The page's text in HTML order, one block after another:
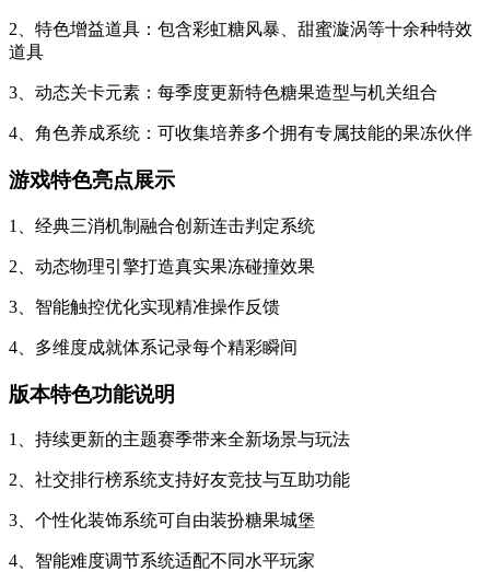
2、特色增益道具：包含彩虹糖风暴、甜蜜漩涡等十余种特效
道具
3、动态关卡元素：每季度更新特色糖果造型与机关组合
4、角色养成系统：可收集培养多个拥有专属技能的果冻伙伴
游戏特色亮点展示
1、经典三消机制融合创新连击判定系统
2、动态物理引擎打造真实果冻碰撞效果
3、智能触控优化实现精准操作反馈
4、多维度成就体系记录每个精彩瞬间
版本特色功能说明
1、持续更新的主题赛季带来全新场景与玩法
2、社交排行榜系统支持好友竞技与互助功能
3、个性化装饰系统可自由装扮糖果城堡
4、智能难度调节系统适配不同水平玩家